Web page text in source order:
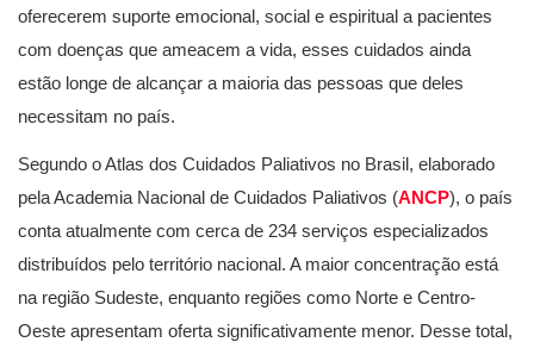
oferecerem suporte emocional, social e espiritual a pacientes
com doenças que ameacem a vida, esses cuidados ainda
estão longe de alcançar a maioria das pessoas que deles
necessitam no país.
Segundo o Atlas dos Cuidados Paliativos no Brasil, elaborado
pela Academia Nacional de Cuidados Paliativos (ANCP), o país
conta atualmente com cerca de 234 serviços especializados
distribuídos pelo território nacional. A maior concentração está
na região Sudeste, enquanto regiões como Norte e Centro-
Oeste apresentam oferta significativamente menor. Desse total,